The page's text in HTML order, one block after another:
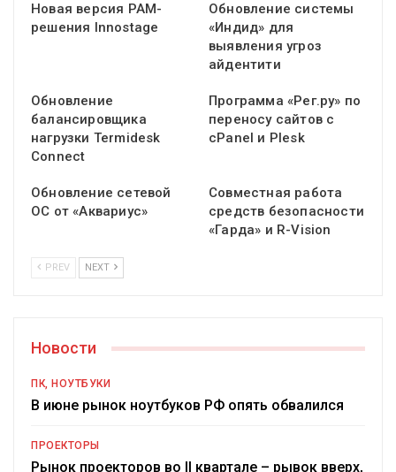
Новая версия PAM-
решения Innostage
Обновление системы
«Индид» для
выявления угроз
айдентити
Обновление
балансировщика
нагрузки Termidesk
Connect
Программа «Рег.ру» по
переносу сайтов с
cPanel и Plesk
Обновление сетевой
ОС от «Аквариус»
Совместная работа
средств безопасности
«Гарда» и R-Vision
PREV NEXT
Новости
ПК, НОУТБУКИ
В июне рынок ноутбуков РФ опять обвалился
ПРОЕКТОРЫ
Рынок проекторов во II квартале – рывок вверх,